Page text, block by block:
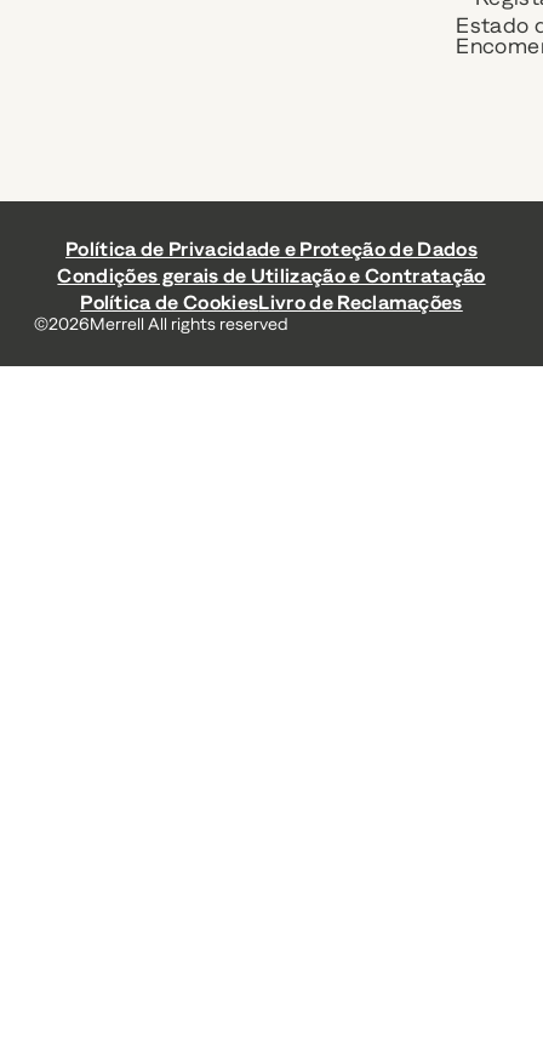
Estado
Política de Privacidade e Proteção de Dados
Condições gerais de Utilização e Contratação
Política de CookiesLivro de Reclamações
©2026Merrell All rights reserved